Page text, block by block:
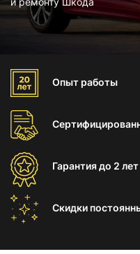
Опыт работы
Гарантиядо 2 лет
Скидки